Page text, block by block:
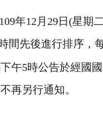
年12月29日(星期
間先後進行排序，
午5時公告於經國
再另行通知。